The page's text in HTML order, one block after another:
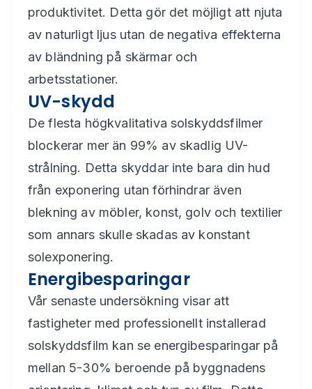
produktivitet. Detta gör det möjligt att njuta
av naturligt ljus utan de negativa effekterna
av bländning på skärmar och
arbetsstationer.
UV-skydd
De flesta högkvalitativa solskyddsfilmer
blockerar mer än 99% av skadlig UV-
strålning. Detta skyddar inte bara din hud
från exponering utan förhindrar även
blekning av möbler, konst, golv och textilier
som annars skulle skadas av konstant
solexponering.
Energibesparingar
Vår senaste undersökning visar att
fastigheter med professionellt installerad
solskyddsfilm kan se energibesparingar på
mellan 5-30% beroende på byggnadens